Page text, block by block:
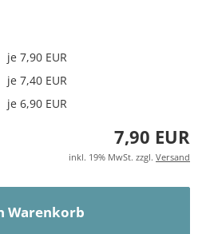
je 7,90 EUR
je 7,40 EUR
je 6,90 EUR
7,90 EUR
inkl. 19% MwSt. zzgl. Versand
Warenkorb